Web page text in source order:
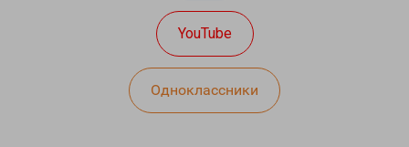
YouTube
Одноклассники